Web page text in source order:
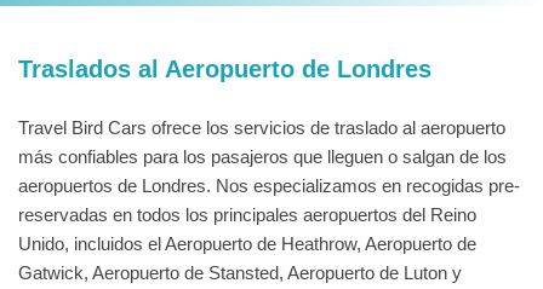
Traslados al Aeropuerto de Londres
Travel Bird Cars ofrece los servicios de traslado al aeropuerto
más confiables para los pasajeros que lleguen o salgan de los
aeropuertos de Londres. Nos especializamos en recogidas pre-
reservadas en todos los principales aeropuertos del Reino
Unido, incluidos el Aeropuerto de Heathrow, Aeropuerto de
Gatwick, Aeropuerto de Stansted, Aeropuerto de Luton y